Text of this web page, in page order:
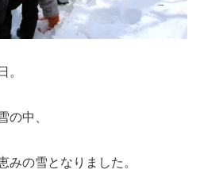
。
の中、
みの雪となりました。